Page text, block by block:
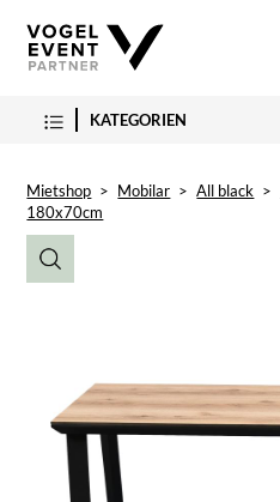
KATEGORIEN
Mietshop > Mobilar > All black >
180x70cm